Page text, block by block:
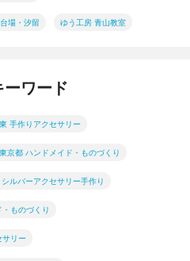
場・汐留 ゆう工房 青山教室
ワード
手作りアクセサリー
東京都 ハンドメイド・ものづくり
ルバーアクセサリー手作り
ものづくり
リー